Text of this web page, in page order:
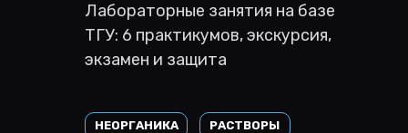
НЕОРГАНИКА РАСТВОРЫ
Лабораторные занятия на базе
ТГУ: 6 практикумов, экскурсия,
экзамен и защита